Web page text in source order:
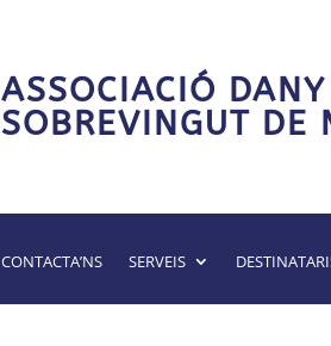
ASSOCIACIÓ
SOBREVINGUT DE
CONTACTA’NS SERVEIS